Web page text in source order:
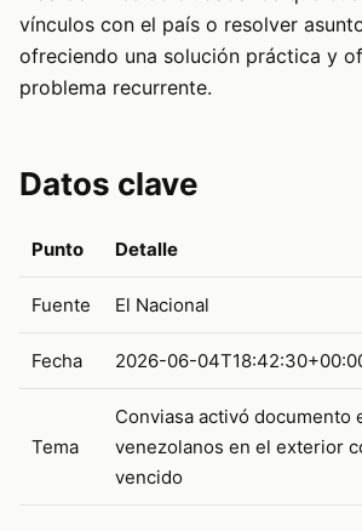
vínculos con el país o resolver
ofreciendo una solución práctica y
problema recurrente.
Datos clave
Punto Detalle
Fuente El Nacional
Fecha 2026-06-
Tema
Conviasa activó documento
venezolanos en el exterior
vencido